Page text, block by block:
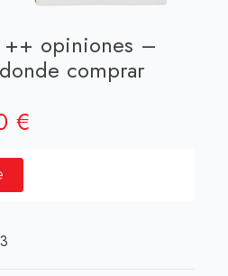
++ opiniones –
comprar
€